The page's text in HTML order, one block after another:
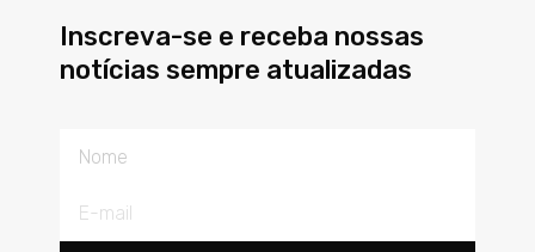
Inscreva-se e receba nossas
notícias sempre atualizadas
mail